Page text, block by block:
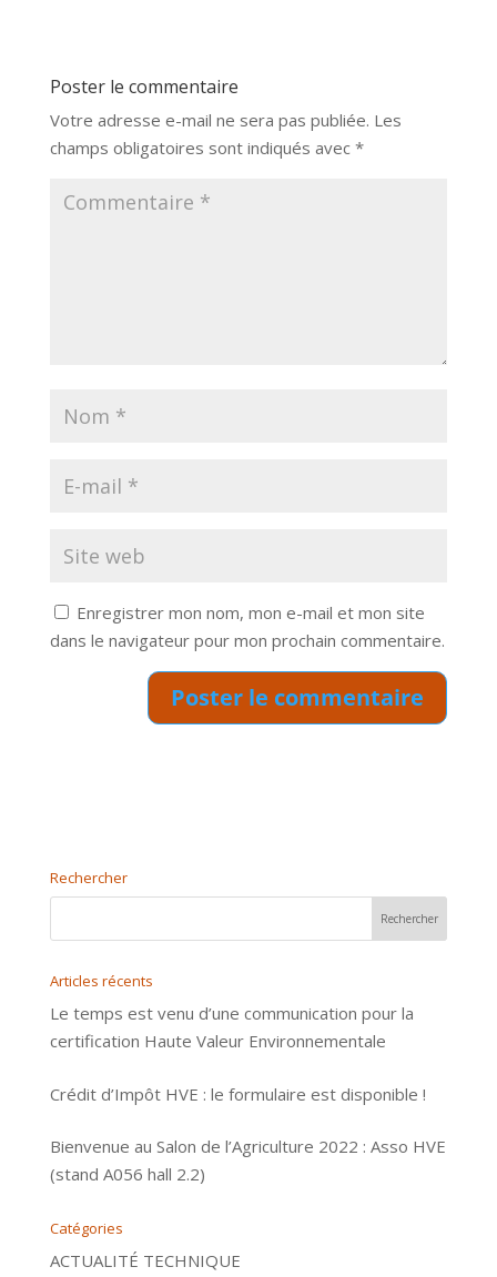
Poster le commentaire
Votre adresse e-mail ne sera pas publiée. Les
champs obligatoires sont indiqués avec *
Enregistrer mon nom, mon e-mail et mon site
dans le navigateur pour mon prochain commentaire.
Rechercher
Articles récents
Le temps est venu d’une communication pour la
certification Haute Valeur Environnementale
Crédit d’Impôt HVE : le formulaire est disponible !
Bienvenue au Salon de l’Agriculture 2022 : Asso HVE
(stand A056 hall 2.2)
Catégories
ACTUALITÉ TECHNIQUE